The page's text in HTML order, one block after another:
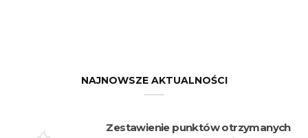
NAJNOWSZE AKTUALNOŚCI
Zestawienie punktów otrzymanych